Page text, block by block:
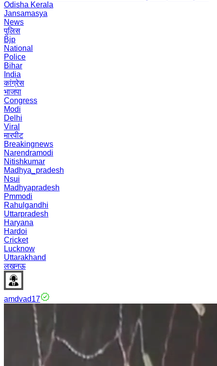
Odisha Kerala
Jansamasya
News
पुलिस
Bjp
National
Police
Bihar
India
कांग्रेस
भाजपा
Congress
Modi
Delhi
Viral
मारपीट
Breakingnews
Narendramodi
Nitishkumar
Madhya_pradesh
Nsui
Madhyapradesh
Pmmodi
Rahulgandhi
Uttarpradesh
Haryana
Hardoi
Cricket
Lucknow
Uttarakhand
लखनऊ
amdvad17